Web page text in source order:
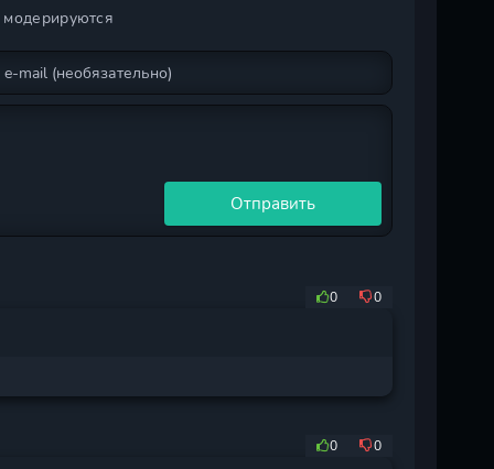
Отправить
0 0
0 0